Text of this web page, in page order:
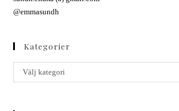
@emmasundh
Kategorier
Välj kategori